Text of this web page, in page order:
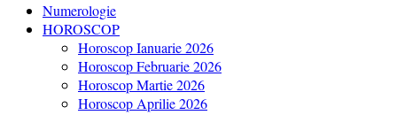
Numerologie
HOROSCOP
Horoscop Ianuarie 2026
Horoscop Februarie 2026
Horoscop Martie 2026
Horoscop Aprilie 2026